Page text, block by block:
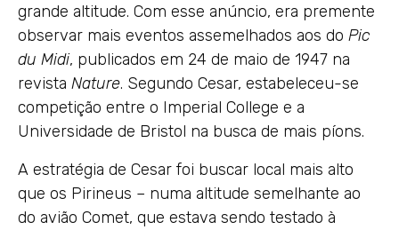
grande altitude. Com esse anúncio, era premente
observar mais eventos assemelhados aos do Pic
du Midi, publicados em 24 de maio de 1947 na
revista Nature. Segundo Cesar, estabeleceu-se
competição entre o Imperial College e a
Universidade de Bristol na busca de mais píons.
A estratégia de Cesar foi buscar local mais alto
que os Pirineus – numa altitude semelhante ao
do avião Comet, que estava sendo testado à